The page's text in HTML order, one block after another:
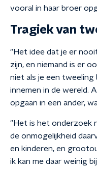
vooral in haar broer
Tragiek van
"Het idee dat je er
zijn, en niemand is er
niet als je een tweeling
innemen in de wereld.
opgaan in een ander,
"Het is het onderzoek
de onmogelijkheid
en kinderen, en
ik kan me daar weinig